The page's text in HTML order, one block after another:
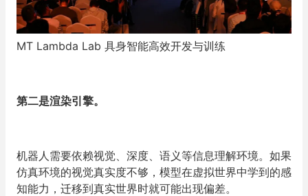
MT Lambda Lab 具身智能高效开发与训练
第二是渲染引擎。
机器人需要依赖视觉、深度、语义等信息理解环境。如果
仿真环境的视觉真实度不够，模型在虚拟世界中学到的感
知能力，迁移到真实世界时就可能出现偏差。